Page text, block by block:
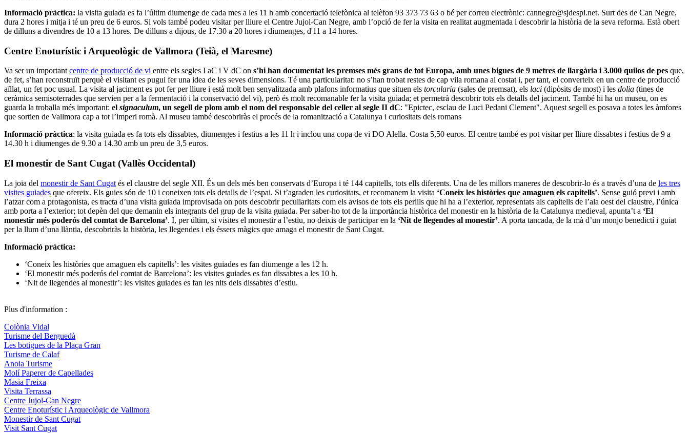
Informació pràctica: la visita guiada es fa l’últim diumenge de cada mes a les 11 h amb concertació telefònica al telèfon 93 373 73 63 o bé per correu electrònic: cannegre@sjdespi.net. Surt des de Can Negre,
dura 2 hores i mitja i té un preu de 6 euros. Si vols també podeu visitar per lliure el Centre Jujol-Can Negre, amb l’opció de fer la visita en realitat augmentada i descobrir la història de la seva reforma. Està obert
de dilluns a divendres de 10 a 13 hores. De dilluns a dijous, de 17.30 a 20 hores i diumenges, d'11 a 14 hores.
Centre Enoturístic i Arqueològic de Vallmora (Teià, el Maresme)
Va ser un importantcentre de producció de vi entre els segles I aC i V dC on s’hi han documentat les premses més grans de tot Europa, amb unes bigues de 9 metres de llargària i 3.000 quilos de pes que,
de fet, s’han reconstruït perquè el visitant es pugui fer una idea de les seves dimensions. Té una particularitat: no s’han trobat restes de cap vila romana al costat i, per tant, el converteix en un centre de producció
aïllat, un fet poc usual. La visita al jaciment es pot fer per lliure i està molt ben senyalitzada amb plafons informatius que situen els torcularia (sales de premsat), els laci (dipòsits de most) i les dolia (tines de
ceràmica semisoterrades que servien per a la fermentació i la conservació del vi), però és molt recomanable fer la visita guiada; et permetrà descobrir tots els detalls del jaciment. També hi ha un museu, on es
guarda la troballa més important: el signaculum, un segell de plom amb el nom del responsable del celler al segle II dC: "Epictec, esclau de Luci Pedani Clement". Aquest segell es posava a totes les àmfores
que sortien de Vallmora cap a tot l’imperi romà. Al museu també descobriràs el procés de la romanització a Catalunya i curiositats dels romans
Informació pràctica: la visita guiada es fa tots els dissabtes, diumenges i festius a les 11 h i inclou una copa de vi DO Alella. Costa 5,50 euros. El centre també es pot visitar per lliure dissabtes i festius de 9 a
14.30 h i diumenges de 9.30 a 14.30 amb un preu de 3,5 euros.
El monestir de Sant Cugat (Vallès Occidental)
La joia del monestir de Sant Cugat és el claustre del segle XII. És un dels més ben conservats d’Europa i té 144 capitells, tots ells diferents. Una de les millors maneres de descobrir-lo és a través d’una de les tres
visites guiades que ofereix. Els guies són de 10 i coneixen tots els detalls de l’espai. Si t’agraden les curiositats, et recomanem la visita ‘Coneix les històries que amaguen els capitells’. Sense guió previ i amb
l’atzar com a protagonista, es tracta d’una visita guiada improvisada on pots descobrir peculiaritats com els avisos de tots els perills que hi ha a l’exterior, representats als capitells de l’ala oest del claustre, l’única
amb porta a l’exterior; tot depèn del que demanin els integrants del grup de la visita guiada. Per saber-ho tot de la importància històrica del monestir en la història de la Catalunya medieval, apunta’t a ‘El
monestir més poderós del comtat de Barcelona’. I, per últim, si visites el monestir a l’estiu, no deixis de participar en la ‘Nit de llegendes al monestir’. A porta tancada, de la mà d’un monjo benedictí i guiat
per la llum d’una llàntia, descobriràs la història, les llegendes i els éssers màgics que amaga el monestir de Sant Cugat.
Informació pràctica:
‘Coneix les històries que amaguen els capitells’: les visites guiades es fan diumenge a les 12 h.
‘El monestir més poderós del comtat de Barcelona’: les visites guiades es fan dissabtes a les 10 h.
‘Nit de llegendes al monestir’: les visites guiades es fan les nits dels dissabtes d’estiu.
Plus d'information :
Colònia Vidal
Turisme del Berguedà
Les botigues de la Plaça Gran
Turisme de Calaf
Anoia Turisme
Molí Paperer de Capellades
Masia Freixa
Visita Terrassa
Centre Jujol-Can Negre
Centre Enoturístic i Arqueològic de Vallmora
Monestir de Sant Cugat
Visit Sant Cugat